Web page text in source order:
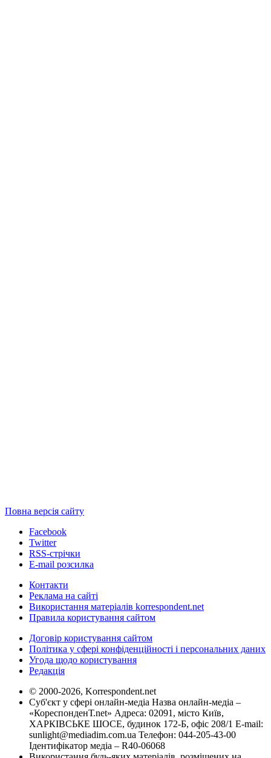
Повна версія сайту
Facebook
Twitter
RSS-стрічки
E-mail розсилка
Контакти
Реклама на сайті
Використання матеріалів korrespondent.net
Правила користування сайтом
Договір користування сайтом
Політика у сфері конфіденційності і персональних даних
Угода щодо користування
Редакція
© 2000-2026, Korrespondent.net
Суб'єкт у сфері онлайн-медіа Назва онлайн-медіа –
«КореспонденТ.net» Адреса: 02091, місто Київ,
ХАРКІВСЬКЕ ШОСЕ, будинок 172-Б, офіс 208/1 E-mail:
sunlight@mediadim.com.ua Телефон: 044-205-43-00
Ідентифікатор медіа – R40-06068